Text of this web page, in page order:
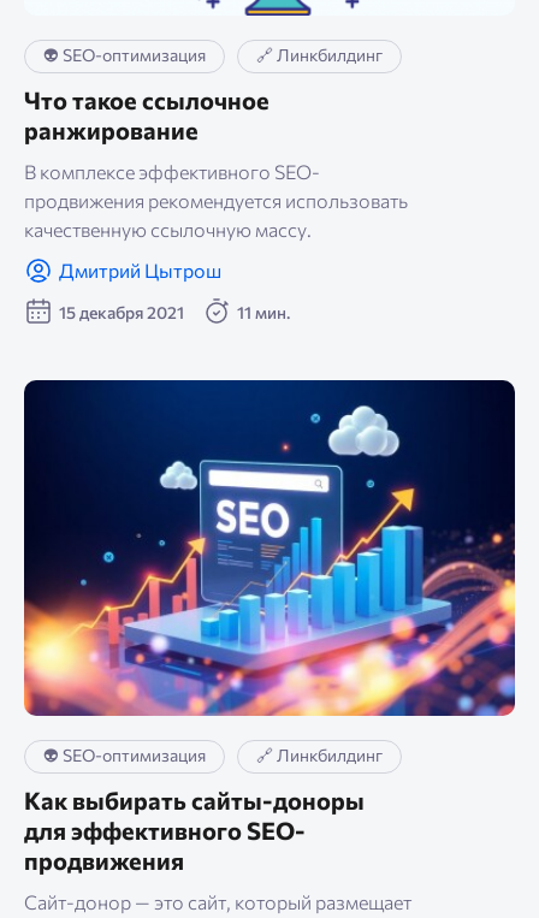
👽 SEO-оптимизация 🔗 Линкбилдинг
Что такое ссылочное
ранжирование
В комплексе эффективного SEO-
продвижения рекомендуется использовать
качественную ссылочную массу.
Дмитрий Цытрош
15 декабря 2021 11 мин.
👽 SEO-оптимизация 🔗 Линкбилдинг
Как выбирать сайты-доноры
для эффективного SEO-
продвижения
Сайт-донор — это сайт, который размещает